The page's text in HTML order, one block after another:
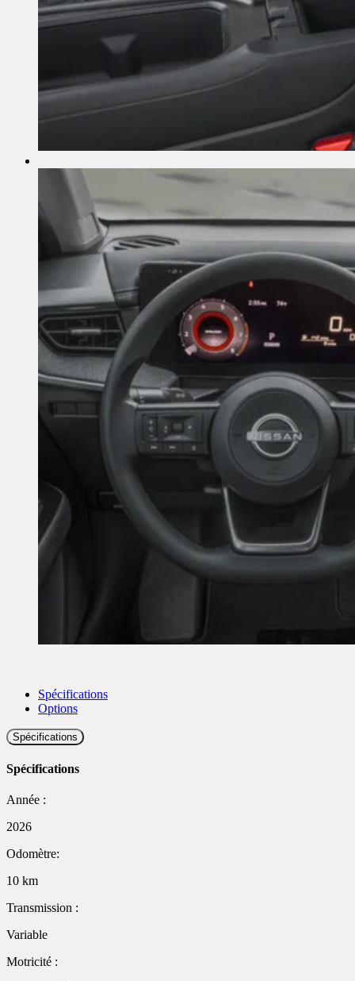
Spécifications
Options
Spécifications
Spécifications
Année :
2026
Odomètre:
10 km
Transmission :
Variable
Motricité :